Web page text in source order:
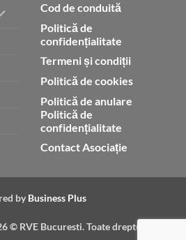
Cod de conduită
Politică de
confidențialitate
Termeni și condiții
Politică de cookies
Politică de anulare
Politică de
confidențialitate
Contact Asociație
by Business Plus
© RVE Bucuresti. Toate drepturile